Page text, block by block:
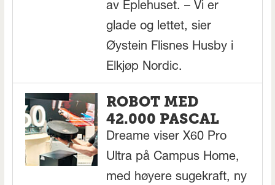
av Eplehuset. – Vi er
glade og lettet, sier
Øystein Flisnes Husby i
Elkjøp Nordic.
ROBOT MED
42.000 PASCAL
Dreame viser X60 Pro
Ultra på Campus Home,
med høyere sugekraft, ny